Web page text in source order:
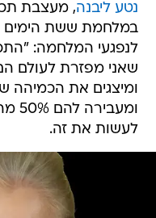
נטע ליבנה, מעצבת
במלחמת ששת הימים
לנפגעי המלחמה:
שאני מפזרת לעולם
ומיצגים את הכמיהה
לעשות את זה.